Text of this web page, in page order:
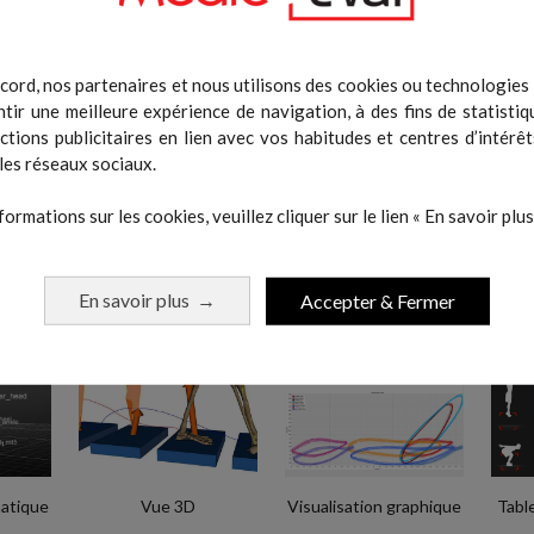
nos partenaires et nous utilisons des cookies ou
une meilleure expérience de navigation, à des fins de
publicitaires en lien avec vos habitudes et centres
réseaux sociaux.
sur les cookies, veuillez cliquer sur le lien « En savoir plus
En savoir plus → Accepter & Fermer
du mouvement spécialement conçu pour l’analyse
sur son vélo. Grace à des algorithmes d’analyse du mouvement 3D
du cycliste sur son vélo. Que ce soit pour les bikefitters,
pour analyser la position du cycliste et optimiser l’interface
environnement Windows (Windows 10 ou 11).
de tous les produits 3DMA. Pour autant, afin de ne pas
étapes :
Vue 3D Visualisation graphique